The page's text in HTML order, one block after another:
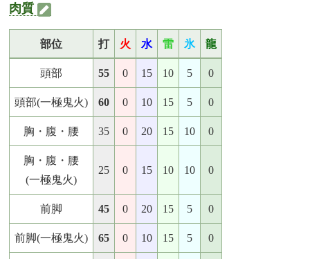
肉質
部位 打 火 水 雷 氷 龍
頭部 55 0 15 10 5 0
頭部(一極鬼火) 60 0 10 15 5 0
胸・腹・腰 35 0 20 15 10 0
胸・腹・腰
(一極鬼火)
25 0 15 10 10 0
前脚 45 0 20 15 5 0
前脚(一極鬼火) 65 0 10 15 5 0